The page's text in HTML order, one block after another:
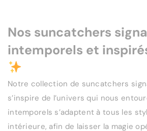
Nos suncatchers
intemporels et
Notre collection de suncatchers
s’inspire de l’univers qui nous
intemporels s’adaptent à tous les
intérieure, afin de laisser la magie